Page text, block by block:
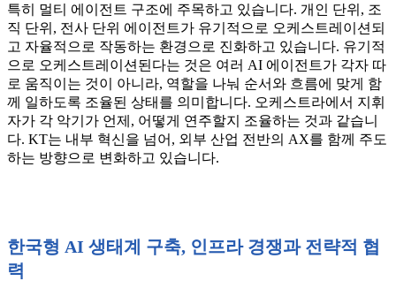
특히 멀티 에이전트 구조에 주목하고 있습니다. 개인 단위, 조
직 단위, 전사 단위 에이전트가 유기적으로 오케스트레이션되
고 자율적으로 작동하는 환경으로 진화하고 있습니다. 유기적
으로 오케스트레이션된다는 것은 여러 AI 에이전트가 각자 따
로 움직이는 것이 아니라, 역할을 나눠 순서와 흐름에 맞게 함
께 일하도록 조율된 상태를 의미합니다. 오케스트라에서 지휘
자가 각 악기가 언제, 어떻게 연주할지 조율하는 것과 같습니
다. KT는 내부 혁신을 넘어, 외부 산업 전반의 AX를 함께 주도
하는 방향으로 변화하고 있습니다.
한국형 AI 생태계 구축, 인프라 경쟁과 전략적 협
력